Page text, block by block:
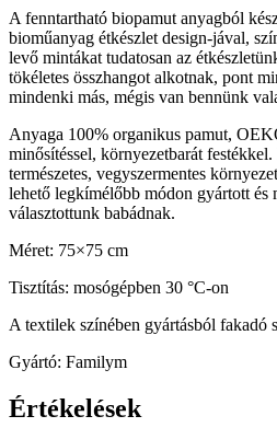
A fenntartható biopamut anyagból
bioműanyag étkészlet design-jával,
levő mintákat tudatosan az
tökéletes összhangot alkotnak, pont
mindenki más, mégis van bennünk
Anyaga 100% organikus pamut,
minősítéssel, környezetbarát
természetes, vegyszermentes
lehető legkímélőbb módon gyártott és
választottunk babádnak.
Méret: 75×75 cm
Tisztítás: mosógépben 30 °C-on
A textilek színében gyártásból fakadó
Gyártó: Familym
Értékelések